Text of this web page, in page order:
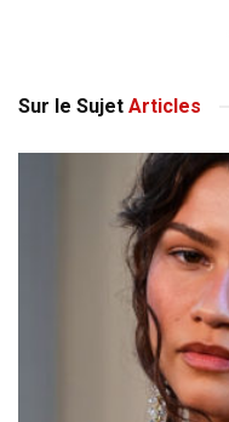
Sur le Sujet Articles